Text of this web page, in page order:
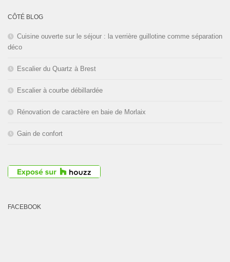
congés d'été du
CÔTÉ BLOG
Cuisine ouverte sur le séjour : la verrière guillotine comme séparation
déco
Escalier du Quartz à Brest
Escalier à courbe débillardée
Rénovation de caractère en baie de Morlaix
Gain de confort
FACEBOOK